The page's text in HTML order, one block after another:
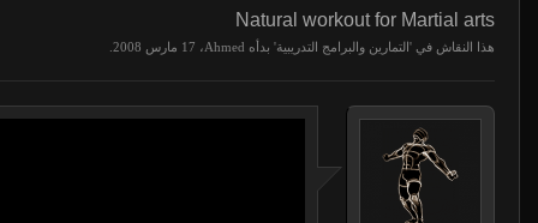
Natural workout for Martial arts
هذا النقاش في 'التمارين والبرامج التدريبية' بدأه Ahmed،